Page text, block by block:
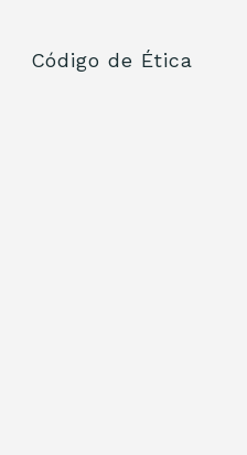
Código de Ética